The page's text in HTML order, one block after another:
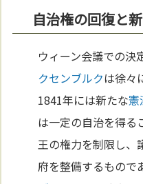
自治権の回復と
ウィーン会議での決
クセンブルクは徐々
1841年には新たな憲
は一定の自治を得る
王の権力を制限し、
府を整備するもので